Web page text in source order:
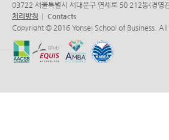
03722 서울특별시 서대문구 연세로 50 212동(경영
처리방침
Contacts
Copyright © 2016 Yonsei School of Business. All